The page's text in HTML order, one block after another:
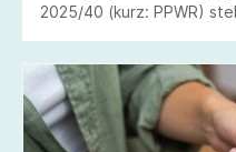
2025/40 (kurz: PPWR)